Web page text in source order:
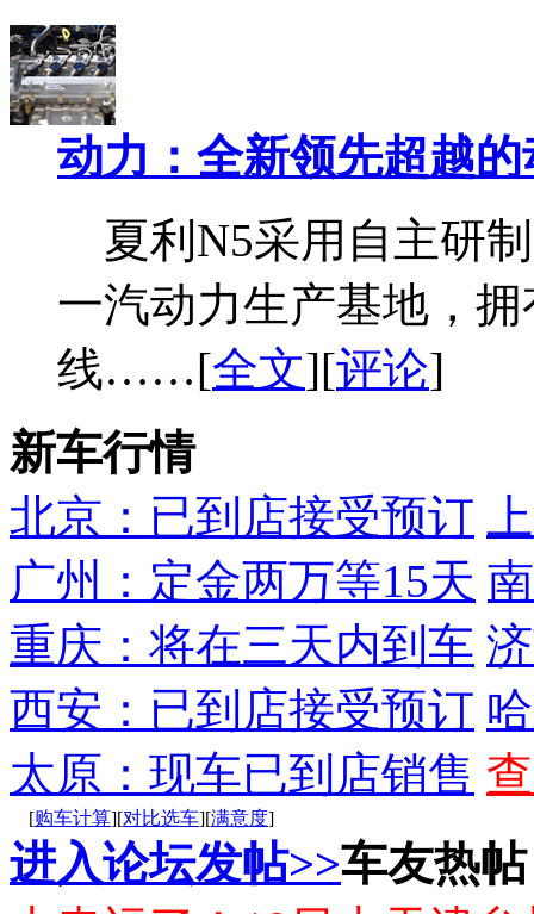
动力：全新领先超越的
夏利N5采用自主研
一汽动力生产基地，
线……[全文][评论]
新车行情
北京：已到店接受预订
广州：定金两万等15天
重庆：将在三天内到车
西安：已到店接受预订
太原：现车已到店销售
[购车计算][对比选车][满意度]
进入论坛发帖>>车友热帖